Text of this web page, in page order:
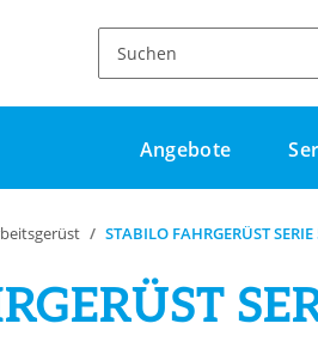
Angebote
STABILO FAHRGERÜST